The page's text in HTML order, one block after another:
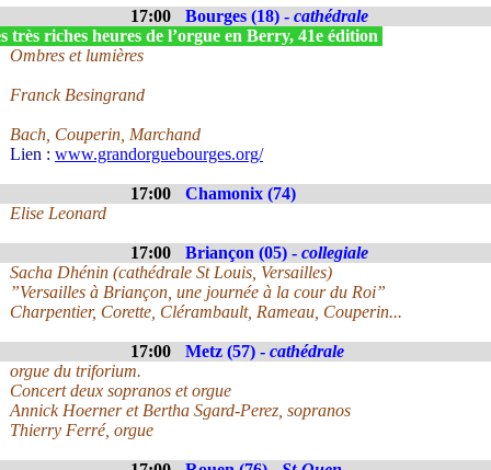
17:00 Bourges (18) - cathédrale
très riches heures de l’orgue en Berry, 41e édition
Ombres et lumières
Franck Besingrand
Bach, Couperin, Marchand
Lien : www.grandorguebourges.org/
17:00 Chamonix (74)
Elise Leonard
17:00 Briançon (05) - collegiale
Sacha Dhénin (cathédrale St Louis, Versailles)
”Versailles à Briançon, une journée à la cour du Roi”
Charpentier, Corette, Clérambault, Rameau, Couperin...
17:00 Metz (57) - cathédrale
orgue du triforium.
Concert deux sopranos et orgue
Annick Hoerner et Bertha Sgard-Perez, sopranos
Thierry Ferré, orgue